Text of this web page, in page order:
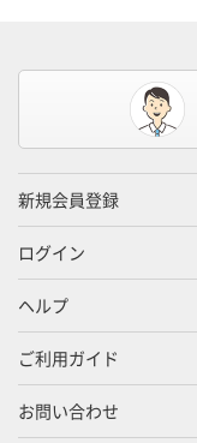
新規会員登録
ログイン
ヘルプ
ご利用ガイド
お問い合わせ